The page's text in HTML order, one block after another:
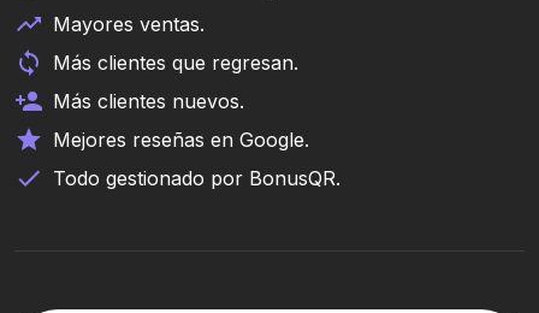
Mayores ventas.
Más clientes que regresan.
Más clientes nuevos.
Mejores reseñas en Google.
Todo gestionado por BonusQR.